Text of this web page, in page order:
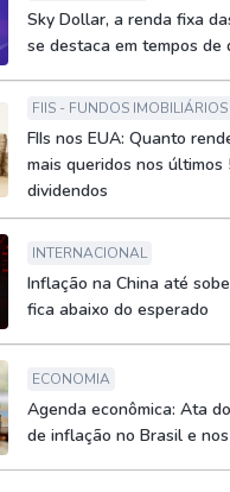
Sky Dollar, a renda fixa
se destaca em tempos de
FIIS - FUNDOS IMOBILIÁRIOS
FIIs nos EUA: Quanto
mais queridos nos últimos
dividendos
INTERNACIONAL
Inflação na China até
fica abaixo do esperado
ECONOMIA
Agenda econômica: Ata
de inflação no Brasil e